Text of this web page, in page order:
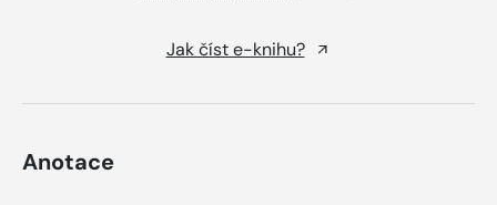
Jak číst e-knihu?
Anotace